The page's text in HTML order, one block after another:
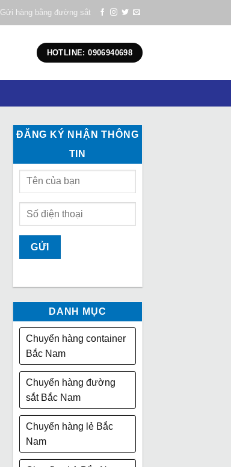
Gửi hàng bằng đường sắt
HOTLINE: 0906940698
ĐĂNG KÝ NHẬN THÔNG
TIN
DANH MỤC
Chuyển hàng container
Bắc Nam
Chuyển hàng đường
sắt Bắc Nam
Chuyển hàng lẻ Bắc
Nam